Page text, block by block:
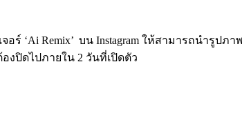
ร์ ‘Ai Remix’ บน Instagram ให้สามารถนำรู
ปิดไปภายใน 2 วันที่เปิดตัว